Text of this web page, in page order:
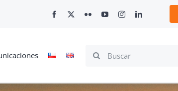
Search